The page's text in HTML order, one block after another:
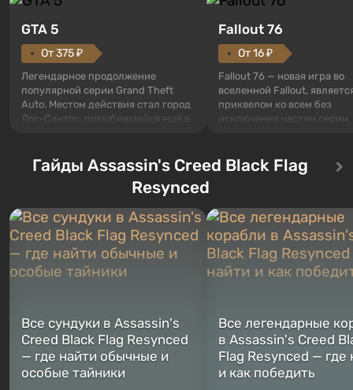
GTA 5
От 375 ₽
Легендарное продолжение
популярной серии Grand Theft
Auto. Местом действия стал город
Лос-Сантос, полюбившийся ещё в
сразу трех персонажей: Майкла,
Тревора и Франклина, между
Жанр и...
Fallout 76
От 16 ₽
Fallout 76 — новая игра во
вселенной Fallout,
приквелом ко всем без
исключения частям серии.
Оно же, по задумке
Vault-Tec, должно
Место действия Fallout...
Гайды Assassin's Creed Black Flag
Resynced
Все сундуки в Assassin's
Creed Black Flag Resynced
— где найти обычные и
особые тайники
Все легендарные
в Assassin's Creed
Flag Resynced — где
и как победить